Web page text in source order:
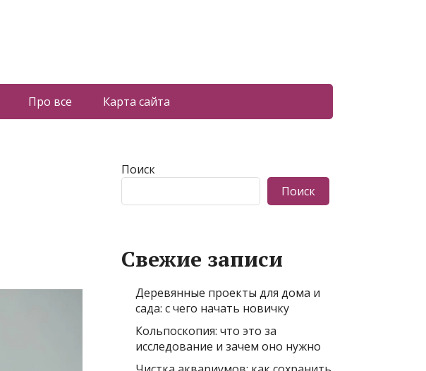
Про все Карта сайта
Поиск
Поиск
Свежие записи
Деревянные проекты для дома и
сада: с чего начать новичку
Кольпоскопия: что это за
исследование и зачем оно нужно